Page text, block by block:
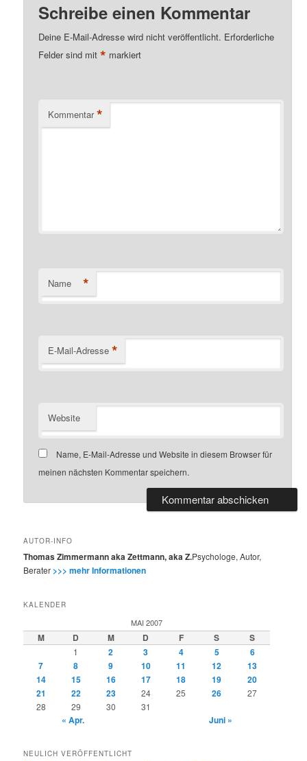
Schreibe einen Kommentar
Deine E-Mail-Adresse wird nicht veröffentlicht. Erforderliche
Felder sind mit* markiert
Kommentar *
Name *
E-Mail-Adresse *
Website
Name, E-Mail-Adresse und Website in diesem Browser für
meinen nächsten Kommentar speichern.
AUTOR-INFO
Thomas Zimmermann aka Zettmann, aka Z.Psychologe, Autor,
Berater >>> mehr Informationen
KALENDER
MAI 2007
M D M D F S S
1 2 3 4 5
6
7
8 9 10 11 12
13
14
15 16 17 18 19
20
21
22 23 24 25 26
27
28
29 30 31
« Apr. Juni »
NEULICH VERÖFFENTLICHT